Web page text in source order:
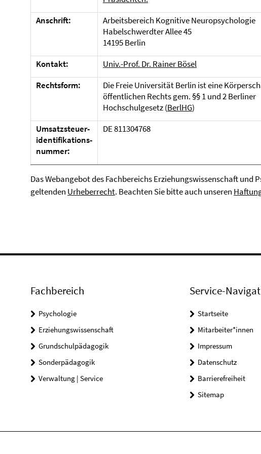
Anschrift:
Arbeitsbereich Kognitive Neuropsychologie
Habelschwerdter Allee 45
14195 Berlin
Kontakt:
Univ.-Prof. Dr. Rainer Bösel
Rechtsform:
Die Freie Universität Berlin ist eine
öffentlichen Rechts gem. §§ 1 und 2 Berliner
Hochschulgesetz (BerlHG)
Umsatzsteuer-
identifikations-
nummer:
DE 811304768
Das Webangebot des Fachbereichs Erziehungswissenschaft und
geltenden Urheberrecht. Beachten Sie bitte auch unseren
Fachbereich
Psychologie
Erziehungswissenschaft
Grundschulpädagogik
Sonderpädagogik
Verwaltung | Service
Service-
Startseite
Mitarbeiter*innen
Impressum
Datenschutz
Barrierefreiheit
Sitemap